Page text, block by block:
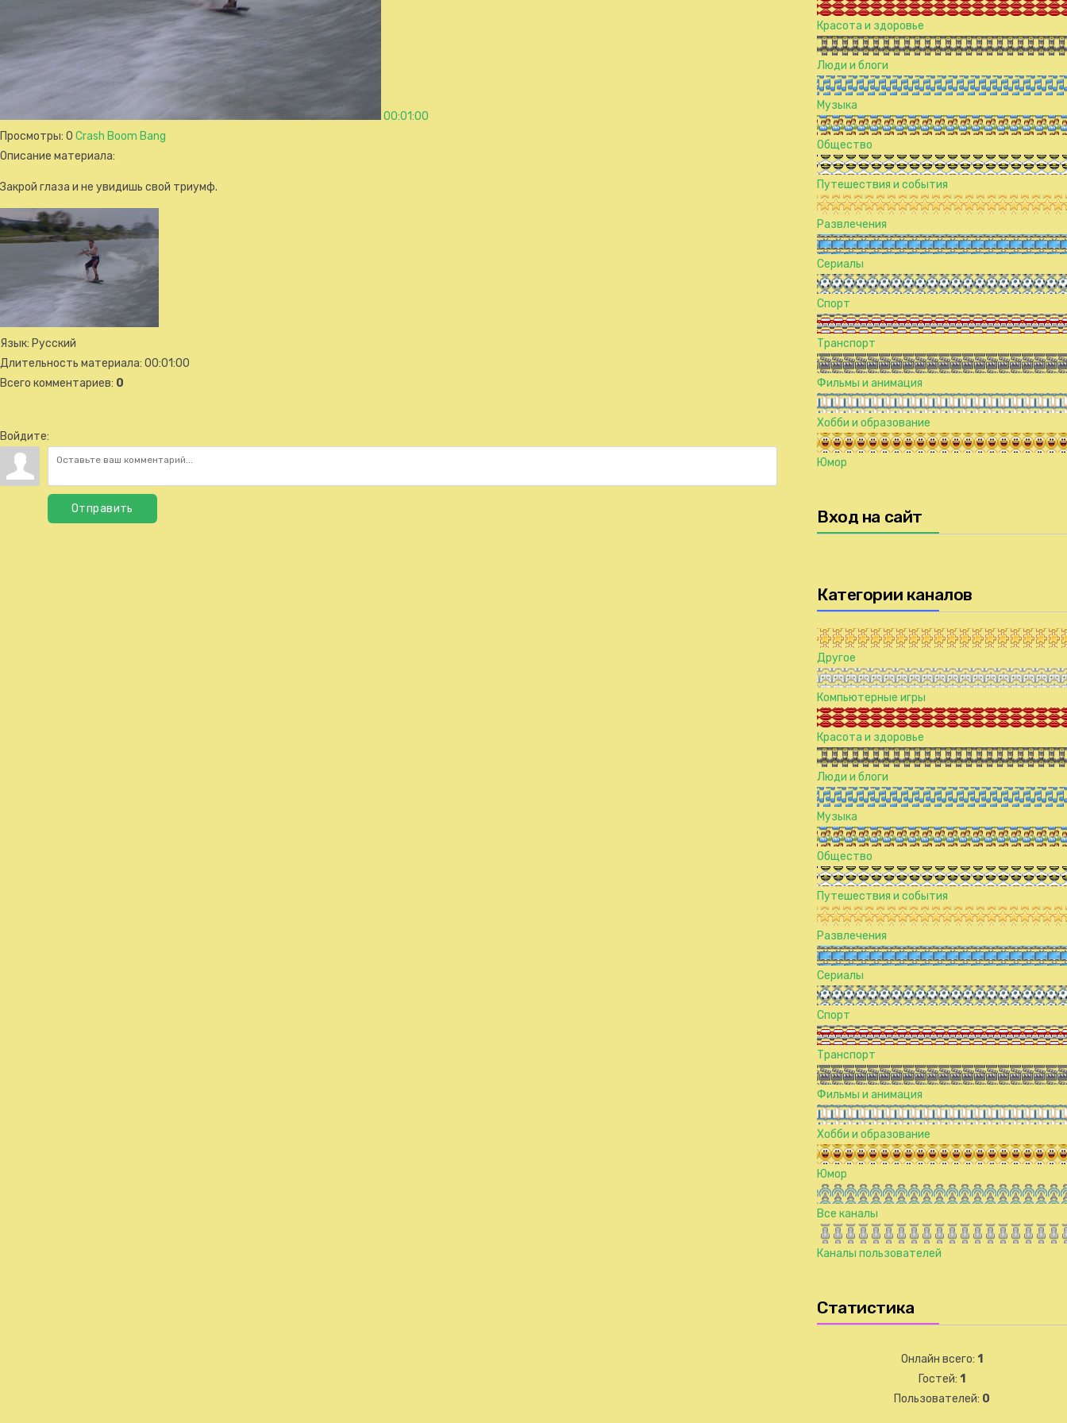
00:01:00
Просмотры: 0 Crash Boom Bang
Описание материала:
Закрой глаза и не увидишь свой триумф.
Язык: Русский
Длительность материала: 00:01:00
Всего комментариев: 0
Войдите:
Отправить
Красота и здоровье
Люди и блоги
Музыка
Общество
Путешествия и события
Развлечения
Сериалы
Спорт
Транспорт
Фильмы и анимация
Хобби и образование
Юмор
Вход на сайт
Категории каналов
Другое
Компьютерные игры
Красота и здоровье
Люди и блоги
Музыка
Общество
Путешествия и события
Развлечения
Сериалы
Спорт
Транспорт
Фильмы и анимация
Хобби и образование
Юмор
Все каналы
Каналы пользователей
Статистика
Онлайн всего: 1
Гостей: 1
Пользователей: 0